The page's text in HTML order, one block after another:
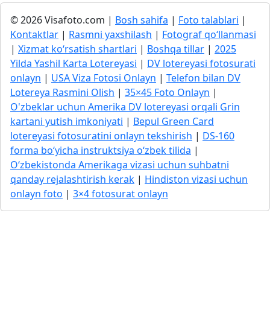
© 2026 Visafoto.com | Bosh sahifa | Foto talablari |
Kontaktlar | Rasmni yaxshilash | Fotograf qo‘llanmasi
| Xizmat ko‘rsatish shartlari | Boshqa tillar | 2025
Yilda Yashil Karta Lotereyasi | DV lotereyasi fotosurati
onlayn | USA Viza Fotosi Onlayn | Telefon bilan DV
Lotereya Rasmini Olish | 35×45 Foto Onlayn |
O'zbeklar uchun Amerika DV lotereyasi orqali Grin
kartani yutish imkoniyati | Bepul Green Card
lotereyasi fotosuratini onlayn tekshirish | DS-160
forma bo‘yicha instruktsiya o‘zbek tilida |
O‘zbekistonda Amerikaga vizasi uchun suhbatni
qanday rejalashtirish kerak | Hindiston vizasi uchun
onlayn foto | 3×4 fotosurat onlayn